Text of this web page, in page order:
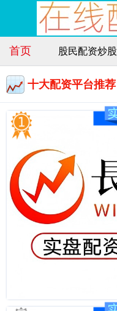
首页 股民配资炒股
十大配资平台推荐